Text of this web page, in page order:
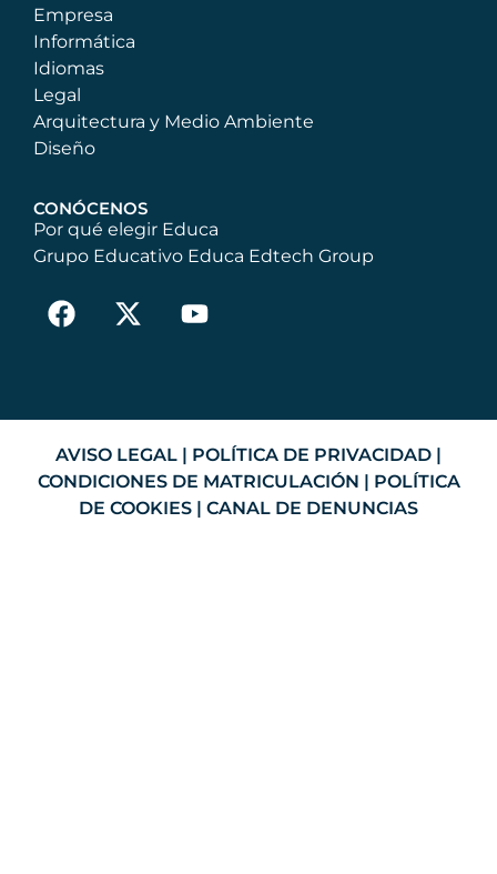
Empresa
Informática
Idiomas
Legal
Arquitectura y Medio Ambiente
Diseño
CONÓCENOS
Por qué elegir Educa
Grupo Educativo Educa Edtech Group
AVISO LEGAL | POLÍTICA DE PRIVACIDAD |
CONDICIONES DE MATRICULACIÓN | POLÍTICA
DE COOKIES | CANAL DE DENUNCIAS